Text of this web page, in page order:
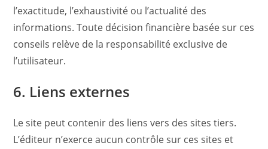
l’exactitude, l’exhaustivité ou l’actualité des
informations. Toute décision financière basée sur ces
conseils relève de la responsabilité exclusive de
l’utilisateur.
6. Liens externes
Le site peut contenir des liens vers des sites tiers.
L’éditeur n’exerce aucun contrôle sur ces sites et